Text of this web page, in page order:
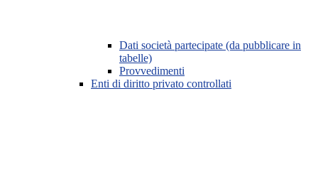
Dati società partecipate (da pubblicare in
tabelle)
Provvedimenti
Enti di diritto privato controllati